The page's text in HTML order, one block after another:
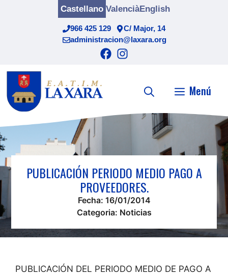
966 425 129
C/ Major, 14
administracion@laxara.org
Castellano ValenciàEnglish
Menú
PUBLICACIÓN PERIODO MEDIO PAGO A
PROVEEDORES.
Fecha: 16/01/2014
Categoria: Noticias
PUBLICACIÓN DEL PERIODO MEDIO DE PAGO A